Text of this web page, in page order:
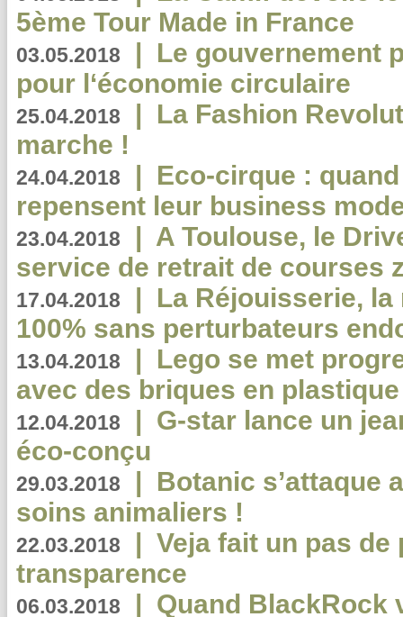
5ème Tour Made in France
03.05.2018 | Le gouvernement
pour l‘économie circulaire
25.04.2018 | La Fashion
marche !
24.04.2018 | Eco-cirque :
repensent leur business
23.04.2018 | A Toulouse, le
service de retrait de courses
17.04.2018 | La Réjouisserie,
100% sans perturbateurs
13.04.2018 | Lego se met
avec des briques en
12.04.2018 | G-star lance un
éco-conçu
29.03.2018 | Botanic s’attaque
soins animaliers !
22.03.2018 | Veja fait un pas de
transparence
06.03.2018 | Quand BlackRock